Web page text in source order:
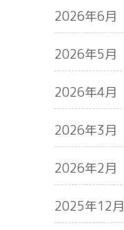
2026年6月
2026年5月
2026年4月
2026年3月
2026年2月
2025年12月